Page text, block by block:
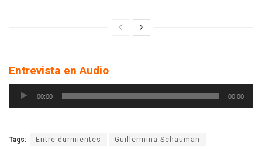
Entrevista en Audio
Reproductor
de
00:00 00:00
Tags: Entre durmientes Guillermina Schauman